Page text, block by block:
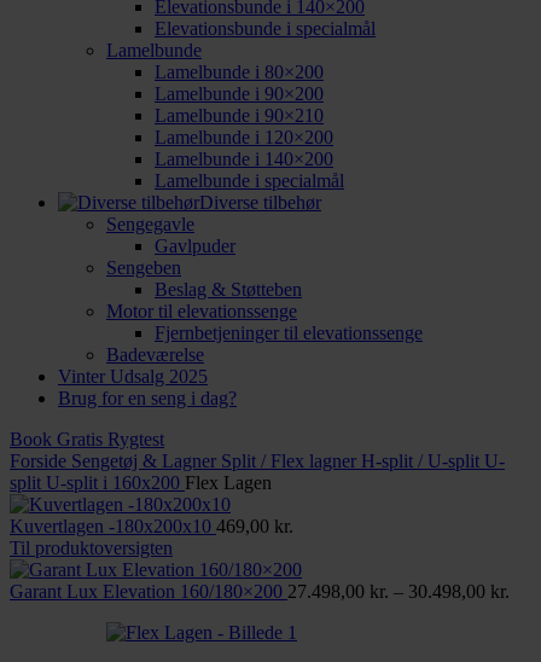
Elevationsbunde i 140×200
Elevationsbunde i specialmål
Lamelbunde
Lamelbunde i 80×200
Lamelbunde i 90×200
Lamelbunde i 90×210
Lamelbunde i 120×200
Lamelbunde i 140×200
Lamelbunde i specialmål
Diverse tilbehør
Sengegavle
Gavlpuder
Sengeben
Beslag & Støtteben
Motor til elevationssenge
Fjernbetjeninger til elevationssenge
Badeværelse
Vinter Udsalg 2025
Brug for en seng i dag?
Book Gratis Rygtest
Forside Sengetøj & Lagner Split / Flex lagner H-split / U-split U-
split U-split i 160x200 Flex Lagen
Kuvertlagen -180x200x10 469,00 kr.
Til produktoversigten
Garant Lux Elevation 160/180×200 27.498,00 kr. – 30.498,00 kr.